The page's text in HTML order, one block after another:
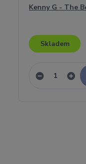
Kenny G - The
Skladem